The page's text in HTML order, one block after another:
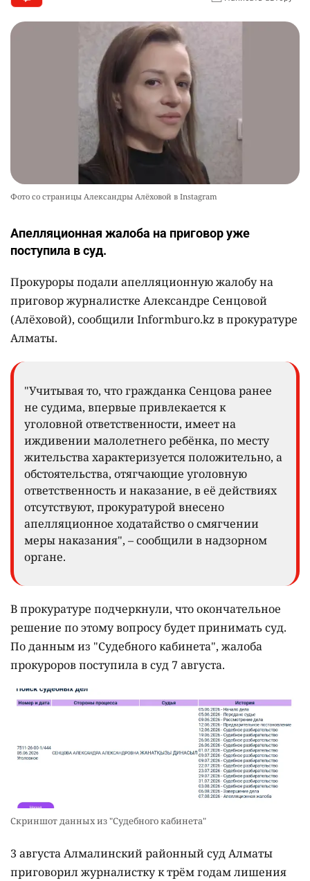
Фото со страницы Александры Алёховой в Instagram
Апелляционная жалоба на приговор уже
поступила в суд.
Прокуроры подали апелляционную жалобу на
приговор журналистке Александре Сенцовой
(Алёховой), сообщили Informburo.kz в прокуратуре
Алматы.
"Учитывая то, что гражданка Сенцова ранее
не судима, впервые привлекается к
уголовной ответственности, имеет на
иждивении малолетнего ребёнка, по месту
жительства характеризуется положительно, а
обстоятельства, отягчающие уголовную
ответственность и наказание, в её действиях
отсутствуют, прокуратурой внесено
апелляционное ходатайство о смягчении
меры наказания", – сообщили в надзорном
органе.
В прокуратуре подчеркнули, что окончательное
решение по этому вопросу будет принимать суд.
По данным из "Судебного кабинета", жалоба
прокуроров поступила в суд 7 августа.
Скриншот данных из "Судебного кабинета"
3 августа Алмалинский районный суд Алматы
приговорил журналистку к трём годам лишения